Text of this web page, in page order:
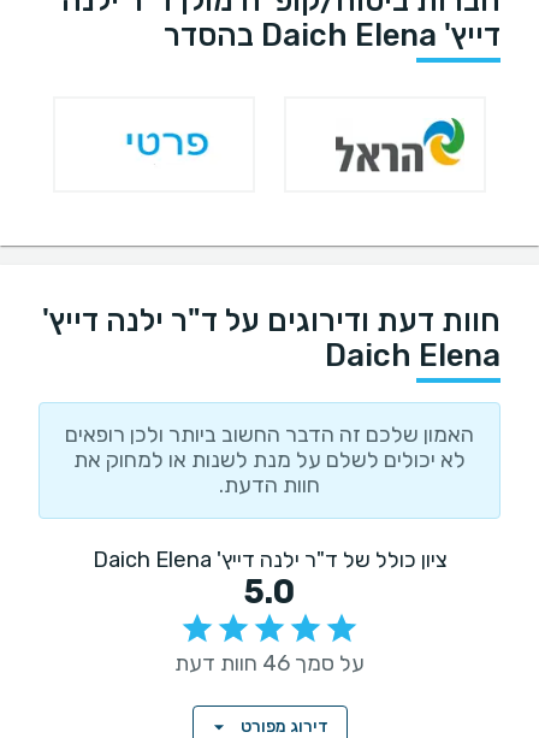
דייץ' Daich Elena בהסדר
חוות דעת ודירוגים על ד"ר ילנה דייץ'
Daich Elena
האמון שלכם זה הדבר החשוב ביותר ולכן רופאים
לא יכולים לשלם על מנת לשנות או למחוק את
חוות הדעת.
ציון כולל של ד"ר ילנה דייץ' Daich Elena
5.0
על סמך 46 חוות דעת
דירוג מפורט